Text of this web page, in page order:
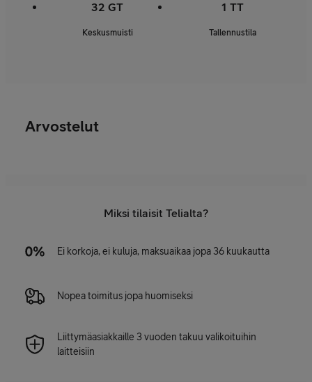
32 GT
Keskusmuisti
1 TT
Tallennustila
Arvostelut
Miksi tilaisit Telialta?
Ei korkoja, ei kuluja, maksuaikaa jopa 36 kuukautta
Nopea toimitus jopa huomiseksi
Liittymäasiakkaille 3 vuoden takuu valikoituihin
laitteisiin